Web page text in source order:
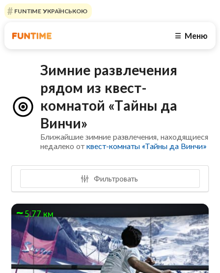
FUNTIME УКРАЇНСЬКОЮ
☰ Меню
Зимние развлечения
рядом из квест-
комнатой «Тайны да
Винчи»
Ближайшие зимние развлечения, находящиеся
недалеко отквест-комнаты «Тайны да Винчи»
Фильтровать
5.77 км